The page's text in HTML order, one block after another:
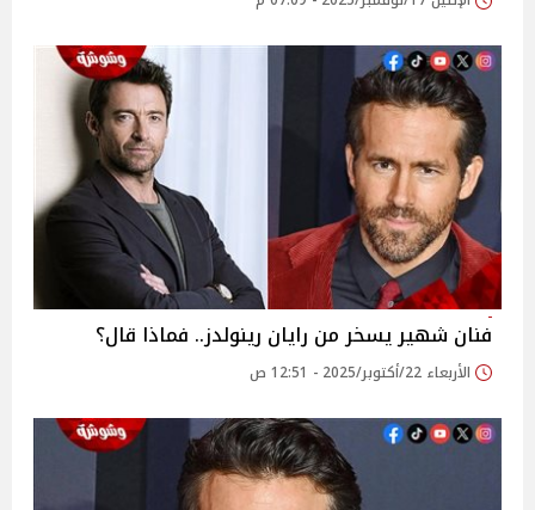
فنان شهير يسخر من رايان رينولدز.. فماذا قال؟
الأربعاء 22/أكتوبر/2025 - 12:51 ص